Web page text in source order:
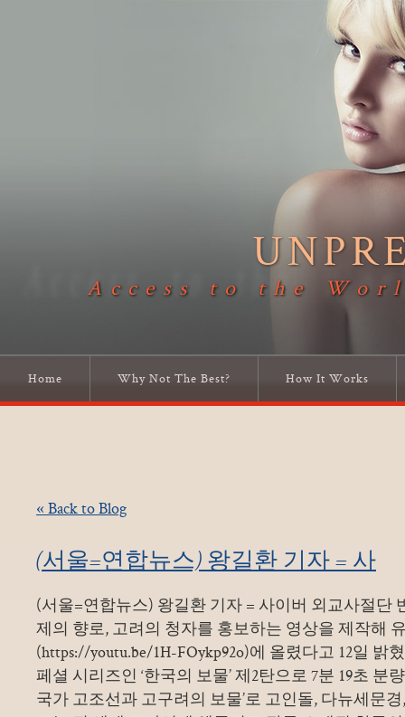
Access to the
Home Why Not The Best? How It Works
« Back to Blog
(서울=연합뉴스) 왕길환 기자 = 사
(서울=연합뉴스) 왕길환 기자 = 사이버 외교사절단
제의 향로, 고려의 청자를 홍보하는 영상을 제작해
(https://youtu.be/1H-FOykp92o)에 올렸다고 12일 밝
페셜 시리즈인 ‘한국의 보물’ 제2탄으로 7분 19초 분
국가 고조선과 고구려의 보물’로 고인돌, 다뉴세문